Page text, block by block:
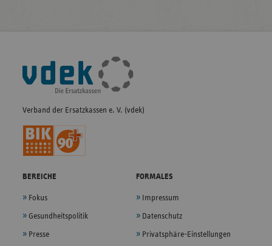
Fußleisten-
Navigation
Verband der Ersatzkassen e. V. (vdek)
BEREICHE
Fokus
Gesundheitspolitik
Presse
FORMALES
Impressum
Datenschutz
Privatsphäre-Einstellungen